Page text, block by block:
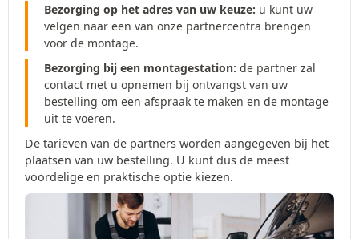
Bezorging op het adres van uw keuze: u kunt uw
velgen naar een van onze partnercentra brengen
voor de montage.
Bezorging bij een montagestation: de partner zal
contact met u opnemen bij ontvangst van uw
bestelling om een afspraak te maken en de montage
uit te voeren.
De tarieven van de partners worden aangegeven bij het
plaatsen van uw bestelling. U kunt dus de meest
voordelige en praktische optie kiezen.